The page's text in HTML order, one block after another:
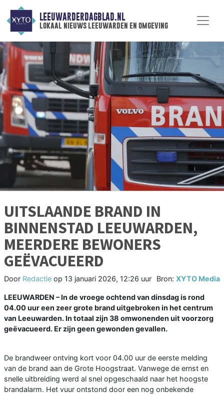
LEEUWARDERDAGBLAD.NL
lokaal nieuws leeuwarden en omgeving
UITSLAANDE BRAND IN
BINNENSTAD LEEUWARDEN,
MEERDERE BEWONERS
GEËVACUEERD
Door Redactie op 13 januari 2026, 12:26 uur Bron: XYTO Media
LEEUWARDEN – In de vroege ochtend van dinsdag is rond
04.00 uur een zeer grote brand uitgebroken in het centrum
van Leeuwarden. In totaal zijn 38 omwonenden uit voorzorg
geëvacueerd. Er zijn geen gewonden gevallen.
De brandweer ontving kort voor 04.00 uur de eerste melding
van de brand aan de Grote Hoogstraat. Vanwege de ernst en
snelle uitbreiding werd al snel opgeschaald naar het hoogste
brandalarm. Het vuur ontstond door een nog onbekende